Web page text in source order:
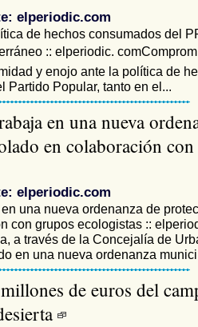
elperiodic.com
de hechos consumados del
:: elperiodic.
y enojo ante la política de
Partido Popular, tanto en el...
en una nueva
en colaboración
elperiodic.com
una nueva ordenanza de
con grupos ecologistas ::
a través de la Concejalía de
en una nueva ordenanza
de euros del